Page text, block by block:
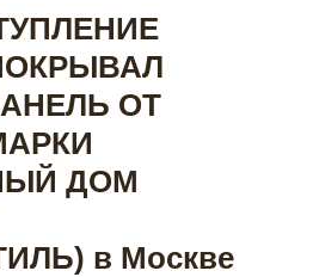
ОТ
ДОМ
в Москве